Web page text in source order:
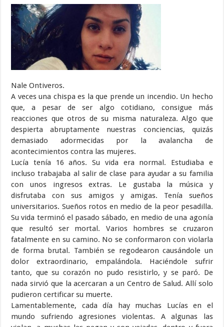
Nale Ontiveros.
A veces una chispa es la que prende un incendio. Un hecho
que, a pesar de ser algo cotidiano, consigue más
reacciones que otros de su misma naturaleza. Algo que
despierta abruptamente nuestras conciencias, quizás
demasiado adormecidas por la avalancha de
acontecimientos contra las mujeres.
Lucía tenía 16 años. Su vida era normal. Estudiaba e
incluso trabajaba al salir de clase para ayudar a su familia
con unos ingresos extras. Le gustaba la música y
disfrutaba con sus amigos y amigas. Tenía sueños
universitarios. Sueños rotos en medio de la peor pesadilla.
Su vida terminó el pasado sábado, en medio de una agonía
que resultó ser mortal. Varios hombres se cruzaron
fatalmente en su camino. No se conformaron con violarla
de forma brutal. También se regodearon causándole un
dolor extraordinario, empalándola. Haciéndole sufrir
tanto, que su corazón no pudo resistirlo, y se paró. De
nada sirvió que la acercaran a un Centro de Salud. Allí solo
pudieron certificar su muerte.
Lamentablemente, cada día hay muchas Lucías en el
mundo sufriendo agresiones violentas. A algunas las